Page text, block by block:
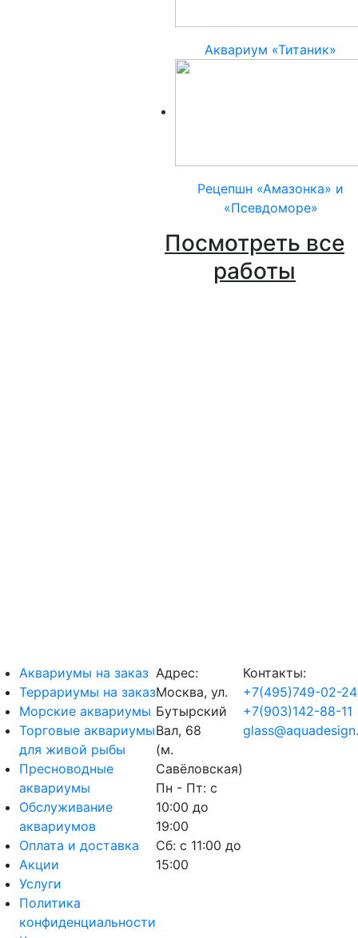
Аквариум «Титаник»
Рецепшн «Амазонка» и
«Псевдоморе»
Посмотреть все
работы
Аквариумы на заказ
Террариумы на заказ
Морские аквариумы
Торговые аквариумы
для живой рыбы
Пресноводные
аквариумы
Обслуживание
аквариумов
Оплата и доставка
Акции
Услуги
Политика
конфиденциальности
Адрес:
Москва, ул.
Бутырский
Вал, 68
(м.
Савёловская)
Пн - Пт: с
10:00 до
19:00
Сб: с 11:00 до
15:00
Контакты:
+7(495)749-02-24
+7(903)142-88-11